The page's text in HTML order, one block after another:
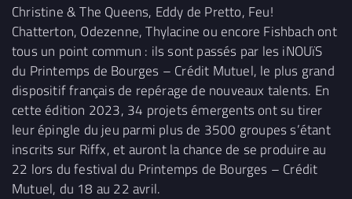
Christine & The Queens, Eddy de Pretto, Feu!
Chatterton, Odezenne, Thylacine ou encore Fishbach ont
tous un point commun : ils sont passés par les iNOUïS
du Printemps de Bourges – Crédit Mutuel, le plus grand
dispositif français de repérage de nouveaux talents. En
cette édition 2023, 34 projets émergents ont su tirer
leur épingle du jeu parmi plus de 3500 groupes s’étant
inscrits sur Riffx, et auront la chance de se produire au
22 lors du festival du Printemps de Bourges – Crédit
Mutuel, du 18 au 22 avril.